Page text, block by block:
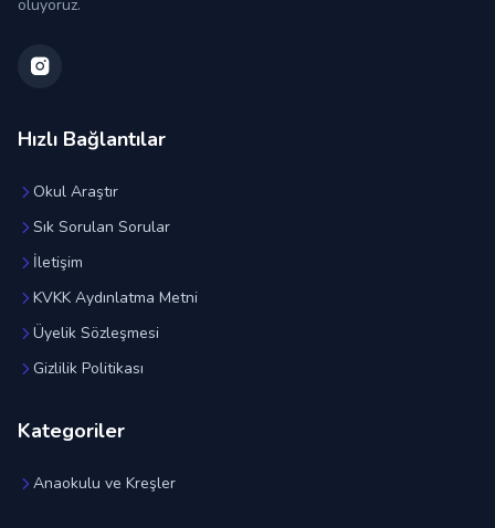
oluyoruz.
Hızlı Bağlantılar
Okul Araştır
Sık Sorulan Sorular
İletişim
KVKK Aydınlatma Metni
Üyelik Sözleşmesi
Gizlilik Politikası
Kategoriler
Anaokulu ve Kreşler